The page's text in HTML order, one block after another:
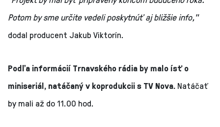
Potom by sme určite vedeli poskytnúť aj bližšie info,"
dodal producent Jakub Viktorín.
Podľa informácií Trnavského rádia by malo ísť o
miniseriál, natáčaný v koprodukcii s TV Nova. Natáčať
by mali až do 11.00 hod.